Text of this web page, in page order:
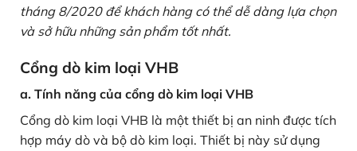
tháng 8/2020 để khách hàng có thể dễ dàng lựa chọn
và sở hữu những sản phẩm tốt nhất.
Cổng dò kim loại VHB
a. Tính năng của cổng dò kim loại VHB
Cổng dò kim loại VHB là một thiết bị an ninh được tích
hợp máy dò và bộ dò kim loại. Thiết bị này sử dụng